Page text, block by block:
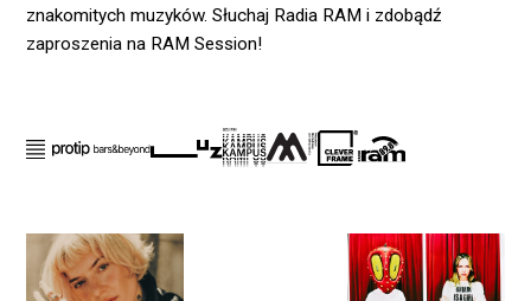
znakomitych muzyków. Słuchaj Radia RAM i zdobądź
zaproszenia na RAM Session!